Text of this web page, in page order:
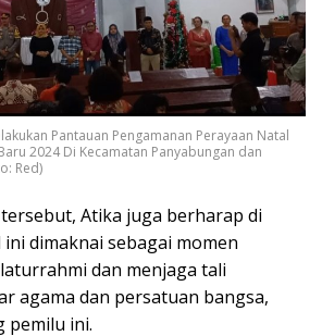
Pantauan Pengamanan Perayaan Natal
2024 Di Kecamatan Panyabungan dan
Red)
Atika juga berharap di
dimaknai sebagai momen
dan menjaga tali
agama dan persatuan bangsa,
pemilu ini.